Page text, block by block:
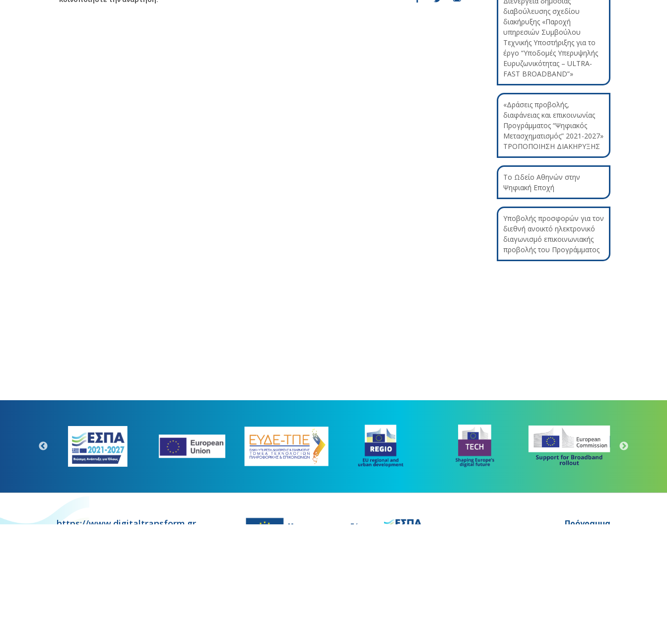
διαβούλευσης σχεδίου
διακήρυξης «Παροχή
υπηρεσιών Συμβούλου
Τεχνικής Υποστήριξης για το
έργο “Υποδομές Υπερυψηλής
Ευρυζωνικότητας – ULTRA-
FAST BROADBAND”»
«Δράσεις προβολής,
διαφάνειας και επικοινωνίας
Προγράμματος “Ψηφιακός
Μετασχηματισμός” 2021-2027»
ΤΡΟΠΟΠΟΙΗΣΗ ΔΙΑΚΗΡΥΞΗΣ
Το Ωδείο Αθηνών στην
Ψηφιακή Εποχή
Υποβολής προσφορών για τον
διεθνή ανοικτό ηλεκτρονικό
διαγωνισμό επικοινωνιακής
προβολής του Προγράμματος
https://www.digitaltransform.gr
Πρόγραμμα